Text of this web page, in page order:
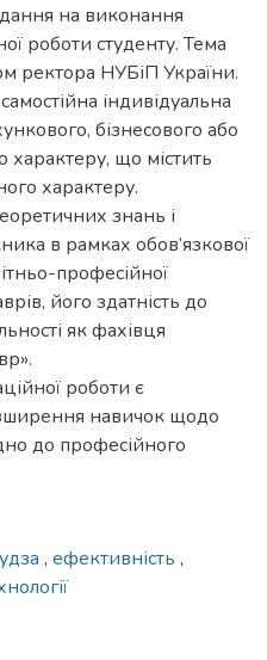
на виконання
роботи студенту. Тема
ректора НУБіП України.
індивідуальна
бізнесового або
характеру, що містить
характеру.
знань і
в рамках обов’язкової
професійної
його здатність до
як фахівця
роботи є
навичок щодо
до професійного
, ефективність ,